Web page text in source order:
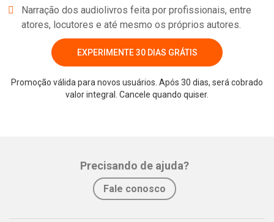
Narração dos audiolivros feita por profissionais, entre
atores, locutores e até mesmo os próprios autores.
EXPERIMENTE 30 DIAS GRÁTIS
Promoção válida para novos usuários. Após 30 dias, será cobrado
valor integral. Cancele quando quiser.
Precisando de ajuda?
Fale conosco